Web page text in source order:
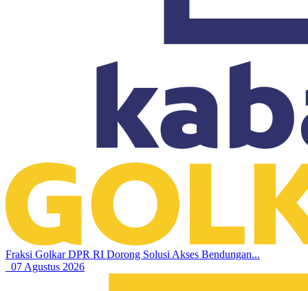
Fraksi Golkar DPR RI Dorong Solusi Akses Bendungan...
07 Agustus 2026